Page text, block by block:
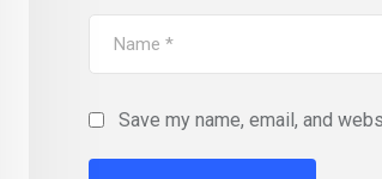
Save my name, email, and